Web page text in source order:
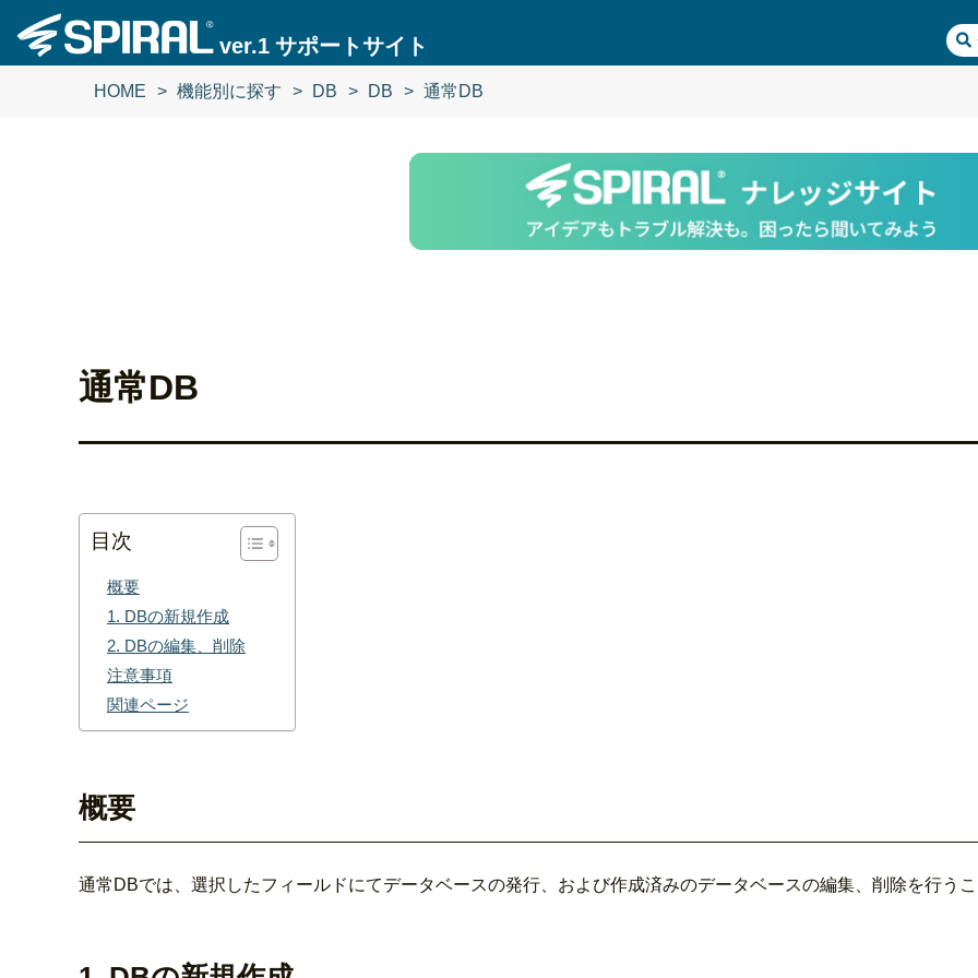
ver.1 サポートサイト
HOME 機能別に探す DB DB 通常DB
通常DB
目次
概要
1. DBの新規作成
2. DBの編集、削除
注意事項
関連ページ
概要
通常DBでは、選択したフィールドにてデータベースの発行、および作成済みのデータベースの編集、削除を行うこ